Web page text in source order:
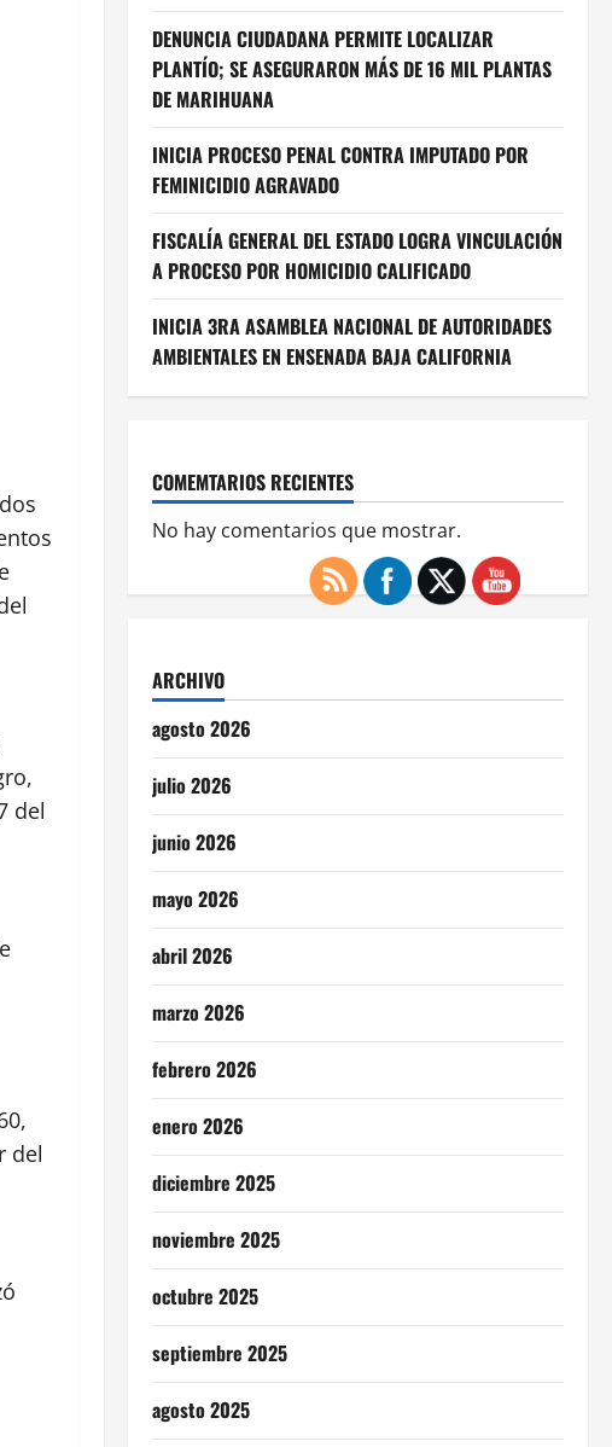
del
del
DENUNCIA CIUDADANA PERMITE LOCALIZAR
PLANTÍO; SE ASEGURARON MÁS DE 16 MIL PLANTAS
DE MARIHUANA
INICIA PROCESO PENAL CONTRA IMPUTADO POR
FEMINICIDIO AGRAVADO
FISCALÍA GENERAL DEL ESTADO LOGRA VINCULACIÓN
A PROCESO POR HOMICIDIO CALIFICADO
INICIA 3RA ASAMBLEA NACIONAL DE AUTORIDADES
AMBIENTALES EN ENSENADA BAJA CALIFORNIA
COMEMTARIOS RECIENTES
No hay comentarios que mostrar.
ARCHIVO
agosto 2026
julio 2026
junio 2026
mayo 2026
abril 2026
marzo 2026
febrero 2026
enero 2026
diciembre 2025
noviembre 2025
octubre 2025
septiembre 2025
agosto 2025